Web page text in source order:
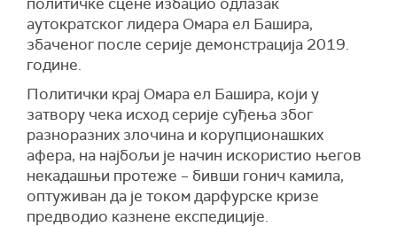
аутократског лидера Омара ел Башира,
збаченог после серије демонстрација 2019.
године.
Политички крај Омара ел Башира, који у
затвору чека исход серије суђења због
разноразних злочина и корупционашких
афера, на најбољи је начин искористио његов
некадашњи протеже – бивши гонич камила,
оптуживан да је током дарфурске кризе
предводио казнене експедиције.